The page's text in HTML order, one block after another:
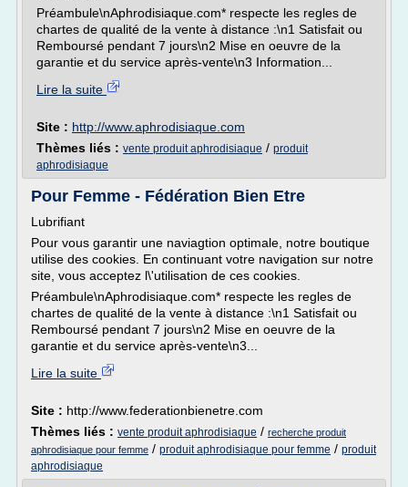
Préambule\nAphrodisiaque.com* respecte les regles de
chartes de qualité de la vente à distance :\n1 Satisfait ou
Remboursé pendant 7 jours\n2 Mise en oeuvre de la
garantie et du service après-vente\n3 Information...
Lire la suite
Site : http://www.aphrodisiaque.com
Thèmes liés : vente produit aphrodisiaque / produit
aphrodisiaque
Pour Femme - Fédération Bien Etre
Lubrifiant
Pour vous garantir une naviagtion optimale, notre boutique
utilise des cookies. En continuant votre navigation sur notre
site, vous acceptez l\'utilisation de ces cookies.
Préambule\nAphrodisiaque.com* respecte les regles de
chartes de qualité de la vente à distance :\n1 Satisfait ou
Remboursé pendant 7 jours\n2 Mise en oeuvre de la
garantie et du service après-vente\n3...
Lire la suite
Site : http://www.federationbienetre.com
Thèmes liés : vente produit aphrodisiaque / recherche produit
aphrodisiaque pour femme / produit aphrodisiaque pour femme / produit
aphrodisiaque